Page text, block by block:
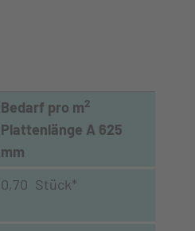
Bedarf pro m2
Plattenlänge A 625
mm
0,70 Stück*